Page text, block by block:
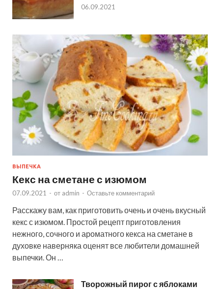
06.09.2021
ВЫПЕЧКА
Кекс на сметане с изюмом
07.09.2021 - от admin - Оставьте комментарий
Расскажу вам, как приготовить очень и очень вкусный
кекс с изюмом. Простой рецепт приготовления
нежного, сочного и ароматного кекса на сметане в
духовке наверняка оценят все любители домашней
выпечки. Он …
Творожный пирог с яблоками